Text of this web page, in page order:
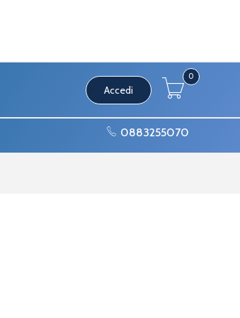
Accedi
0
0883255070